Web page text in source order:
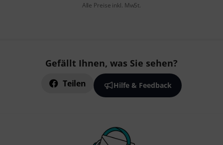
Alle Preise inkl. MwSt.
Gefällt Ihnen, was Sie sehen?
Teilen Hilfe & Feedback